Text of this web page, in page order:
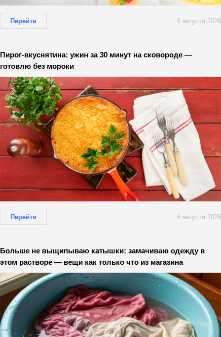
Перейти 6 августа 2026
Пирог-вкуснятина: ужин за 30 минут на сковороде —
готовлю без мороки
Перейти 6 августа 2026
Больше не выщипываю катышки: замачиваю одежду в
этом растворе — вещи как только что из магазина